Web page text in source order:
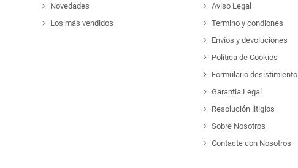
Novedades
Los más vendidos
Aviso Legal
Termino y condiones
Envíos y devoluciones
Política de Cookies
Formulario desistimiento
Garantia Legal
Resolución litigios
Sobre Nosotros
Contacte con Nosotros